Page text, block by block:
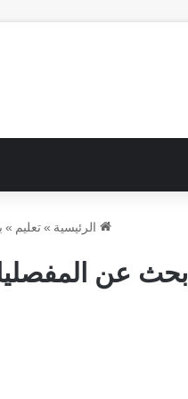
الرئيسية »تعليم »
بحث عن